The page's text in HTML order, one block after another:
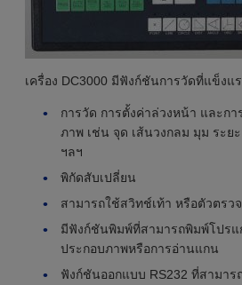
เครื่อง DC3000 มีฟังก์ชันการวัดที่แข็งแ
การวัด การตั้งค่าล่วงหน้า และกา
ภาพ เช่น จุด เส้นวงกลม มุม ระย
ฯลฯ
พิกัดสับเปลี่ยน
สามารถใช้สวิทช์เท้า หรือตัวตรว
มีฟังก์ชันพิมพ์ที่สามารถพิมพ์โปรแ
ประกอบภาพหรือการอ่านแกน
ฟังก์ชันออกแบบ RS232 ที่สามา